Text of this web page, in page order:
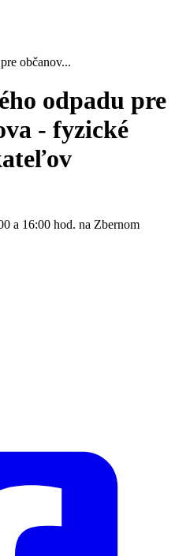
občanov...
odpadu pre
- fyzické
a 16:00 hod. na Zbernom